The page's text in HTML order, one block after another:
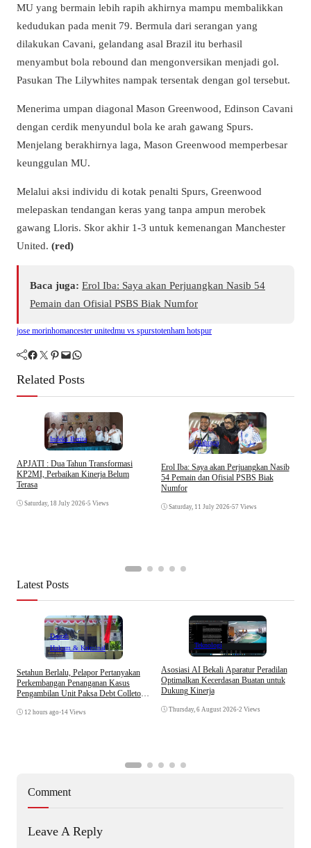
MU yang bermain lebih rapih akhirnya mampu membalikkan
kedudukan pada menit 79. Bermula dari serangan yang
dilakukan Cavani, gelandang asal Brazil itu berhasil
menyambut bola rebound dan mengonversikan menjadi gol.
Pasukan The Lilywhites nampak tersentak dengan gol tersebut.
Menerima umpan diagonal Mason Greenwood, Edinson Cavani
dengan cerdik menyundul bola ke arah gawang Spurs.
Menjelang berakhirnya laga, Mason Greenwood memperbesar
keunggulan MU.
Melalui aksi individu di kotak penalti Spurs, Greenwood
melepaskan tendangan keras yang tanpa ampun merobek
gawang Lloris. Skor akhir 1-3 untuk kemenangan Manchester
United. (red)
Baca juga: Erol Iba: Saya akan Perjuangkan Nasib 54
Pemain dan Ofisial PSBS Biak Numfor
jose morinhomancester unitedmu vs spurstotenham hotspur
Facebook Twitter Pinterest Mail WhatsApp
Related Posts
Indeks Berita
APJATI : Dua Tahun Transformasi
KP2MI, Perbaikan Kinerja Belum
Terasa
Saturday, 18 July 2026•5 Views
Olahraga
Erol Iba: Saya akan Perjuangkan Nasib
54 Pemain dan Ofisial PSBS Biak
Numfor
Saturday, 11 July 2026•57 Views
Latest Posts
Daerah
Hukum & Kriminal
Setahun Berlalu, Pelapor Pertanyakan
Perkembangan Penanganan Kasus
Pengambilan Unit Paksa Debt Colletor
12 hours ago •14 Views
Teknologi
Asosiasi AI Bekali Aparatur Peradilan
Optimalkan Kecerdasan Buatan untuk
Dukung Kinerja
Thursday, 6 August 2026•2 Views
Comment
Leave A Reply